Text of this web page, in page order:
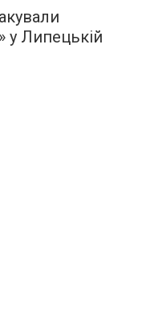
у Липецькій